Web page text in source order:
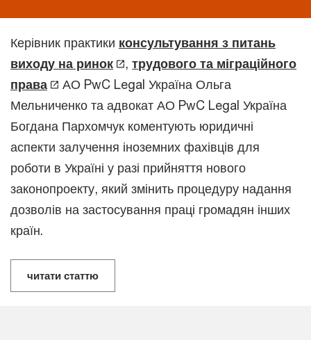
Керівник практики консультування з питань
виходу на ринок
,трудового та міграційного
права
АО PwC Legal Україна Ольга
Мельниченко та адвокат АО PwC Legal Україна
Богдана Пархомчук коментують юридичні
аспекти залучення іноземних фахівців для
роботи в Україні у разі прийняття нового
законопроекту, який змінить процедуру надання
дозволів на застосування праці громадян інших
країн.
читати статтю